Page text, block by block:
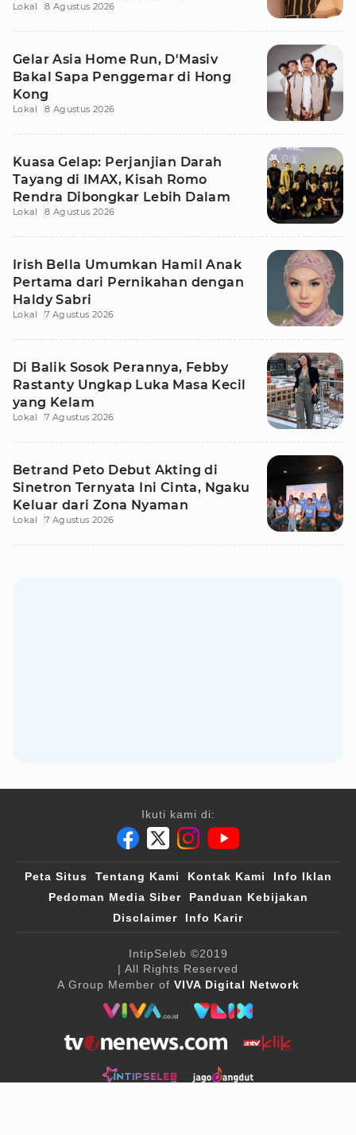
Lokal 8 Agustus 2026
Gelar Asia Home Run, D'Masiv
Bakal Sapa Penggemar di Hong
Kong
Lokal 8 Agustus 2026
Kuasa Gelap: Perjanjian Darah
Tayang di IMAX, Kisah Romo
Rendra Dibongkar Lebih Dalam
Lokal 8 Agustus 2026
Irish Bella Umumkan Hamil Anak
Pertama dari Pernikahan dengan
Haldy Sabri
Lokal 7 Agustus 2026
Di Balik Sosok Perannya, Febby
Rastanty Ungkap Luka Masa Kecil
yang Kelam
Lokal 7 Agustus 2026
Betrand Peto Debut Akting di
Sinetron Ternyata Ini Cinta, Ngaku
Keluar dari Zona Nyaman
Lokal 7 Agustus 2026
Ikuti kami di:
Peta Situs Tentang Kami Kontak Kami
Info Iklan
Pedoman Media Siber
Panduan Kebijakan
Disclaimer
Info Karir
IntipSeleb ©2019
| All Rights Reserved
A Group Member of VIVA Digital Network